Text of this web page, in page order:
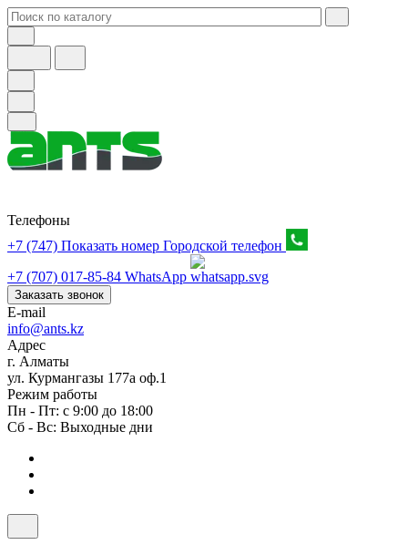
Телефоны
+7 (747) Показать номер Городской телефон
+7 (707) 017-85-84 WhatsApp
Заказать звонок
E-mail
info@ants.kz
Адрес
г. Алматы
ул. Курмангазы 177а оф.1
Режим работы
Пн - Пт: с 9:00 до 18:00
Сб - Вс: Выходные дни